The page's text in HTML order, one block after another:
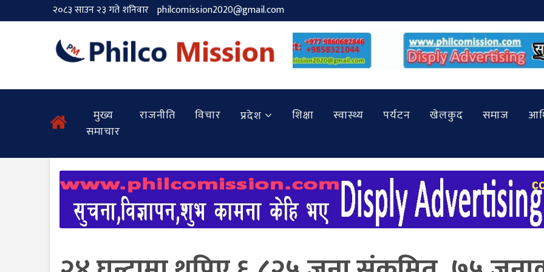
२०८३ साउन २३ गते शनिवार philcomission2020@gmail.com
मुख्य
समाचार
राजनीति विचार प्रदेश शिक्षा स्वास्थ्य पर्यटन खेलकुद समाज